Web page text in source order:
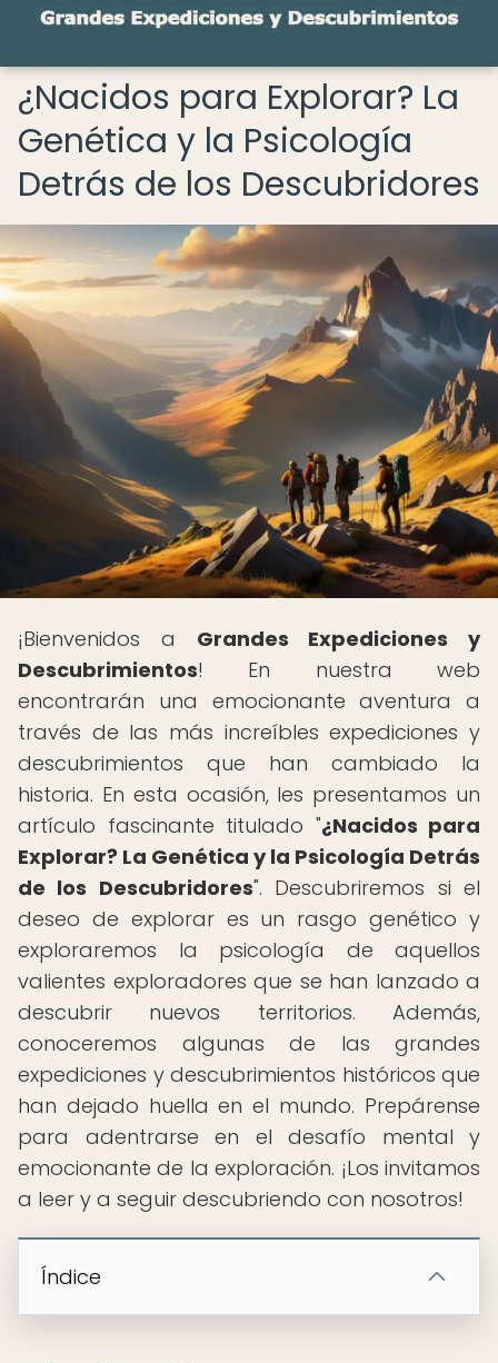
¿Nacidos para Explorar? La
Genética y la Psicología
Detrás de los Descubridores
¡Bienvenidos a Grandes Expediciones y
Descubrimientos! En nuestra web
encontrarán una emocionante aventura a
través de las más increíbles expediciones y
descubrimientos que han cambiado la
historia. En esta ocasión, les presentamos un
artículo fascinante titulado "¿Nacidos para
Explorar? La Genética y la Psicología Detrás
de los Descubridores". Descubriremos si el
deseo de explorar es un rasgo genético y
exploraremos la psicología de aquellos
valientes exploradores que se han lanzado a
descubrir nuevos territorios. Además,
conoceremos algunas de las grandes
expediciones y descubrimientos históricos que
han dejado huella en el mundo. Prepárense
para adentrarse en el desafío mental y
emocionante de la exploración. ¡Los invitamos
a leer y a seguir descubriendo con nosotros!
Índice